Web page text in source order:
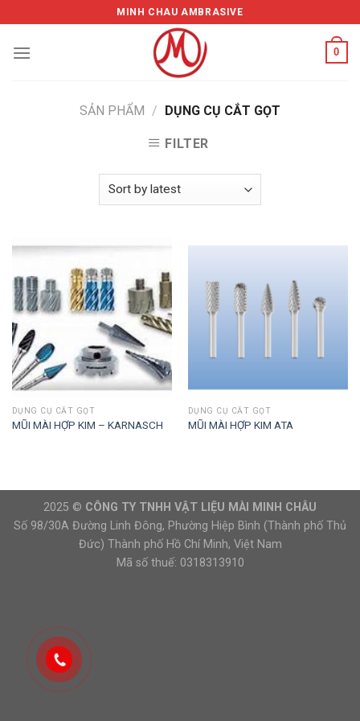
to
content
MINH CHAU AMBRASIVE
0
SẢN PHẨM / DỤNG CỤ CẮT GỌT
FILTER
DỤNG CỤ CẮT GỌT
MŨI MÀI HỢP KIM – KARNASCH
DỤNG CỤ CẮT GỌT
MŨI MÀI HỢP KIM ATA
2025 © CÔNG TY TNHH VẬT LIỆU MÀI MINH CHÂU
Số 98/30A Đường Linh Đông, Phường Hiệp Bình (Thành phố Thủ
Đức) Thành phố Hồ Chí Minh, Việt Nam
Mã số thuế: 0318313910